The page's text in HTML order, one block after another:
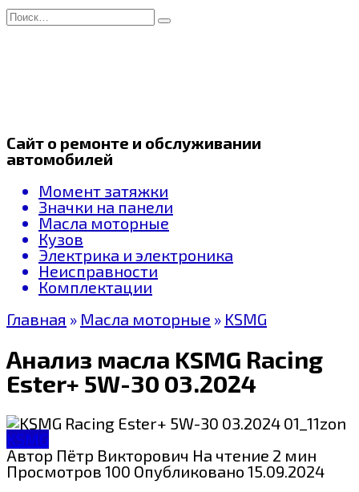
Перейти
к
Search
for:
Сайт о ремонте и обслуживании
автомобилей
Момент затяжки
Значки на панели
Масла моторные
Кузов
Электрика и электроника
Неисправности
Комплектации
Главная » Масла моторные » KSMG
Анализ масла KSMG Racing
Ester+ 5W-30 03.2024
KSMG
Автор Пётр Викторович На чтение 2 мин
Просмотров 100 Опубликовано 15.09.2024